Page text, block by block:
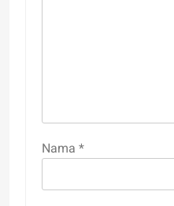
Nama *